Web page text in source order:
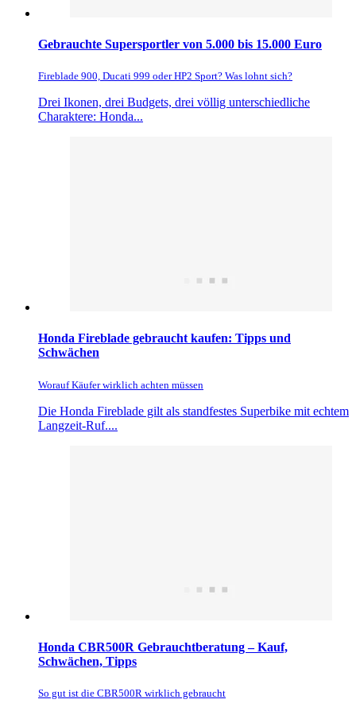
Gebrauchte Supersportler von 5.000 bis 15.000 Euro
Fireblade 900, Ducati 999 oder HP2 Sport? Was lohnt sich?
Drei Ikonen, drei Budgets, drei völlig unterschiedliche
Charaktere: Honda...
Honda Fireblade gebraucht kaufen: Tipps und
Schwächen
Worauf Käufer wirklich achten müssen
Die Honda Fireblade gilt als standfestes Superbike mit echtem
Langzeit-Ruf....
Honda CBR500R Gebrauchtberatung – Kauf,
Schwächen, Tipps
So gut ist die CBR500R wirklich gebraucht